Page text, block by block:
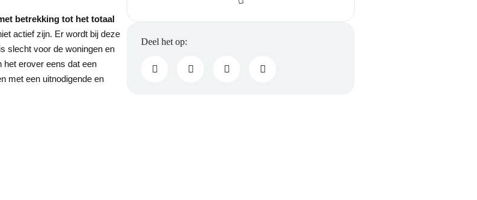
betrekking tot het totaal
actief zijn. Er wordt bij deze
slecht voor de woningen en
het erover eens dat een
met een uitnodigende en